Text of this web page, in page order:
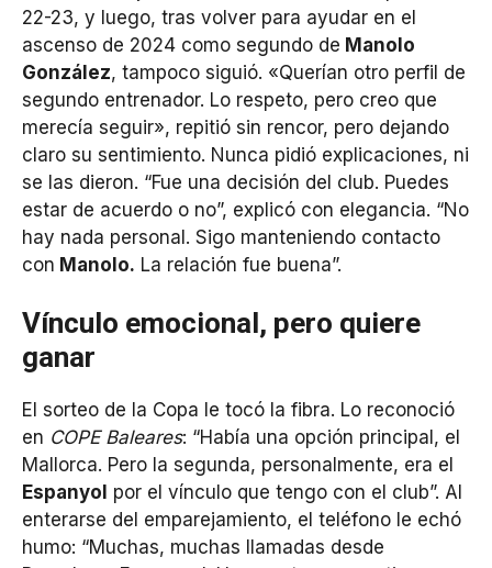
22-23, y luego, tras volver para ayudar en el
ascenso de 2024 como segundo de Manolo
González, tampoco siguió. «Querían otro perfil de
segundo entrenador. Lo respeto, pero creo que
merecía seguir», repitió sin rencor, pero dejando
claro su sentimiento. Nunca pidió explicaciones, ni
se las dieron. “Fue una decisión del club. Puedes
estar de acuerdo o no”, explicó con elegancia. “No
hay nada personal. Sigo manteniendo contacto
con Manolo. La relación fue buena”.
Vínculo emocional, pero quiere
ganar
El sorteo de la Copa le tocó la fibra. Lo reconoció
en COPE Baleares: “Había una opción principal, el
Mallorca. Pero la segunda, personalmente, era el
Espanyol por el vínculo que tengo con el club”. Al
enterarse del emparejamiento, el teléfono le echó
humo: “Muchas, muchas llamadas desde